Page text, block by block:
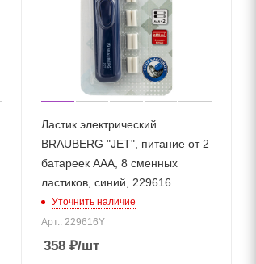
Ластик электрический
BRAUBERG "JET", питание от 2
батареек ААА, 8 сменных
ластиков, синий, 229616
Уточнить наличие
Арт.: 229616Y
358 ₽/шт